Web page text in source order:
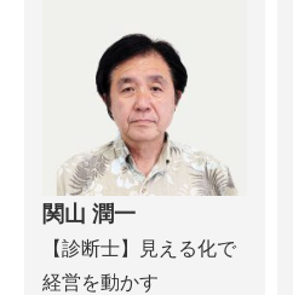
関山 潤一
【診断士】見える化で
経営を動かす